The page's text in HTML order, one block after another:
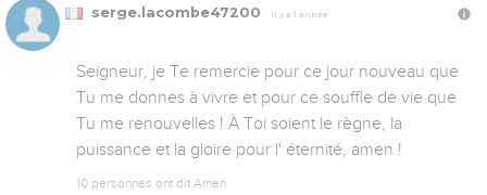
serge.lacombe47200 Il y a 1 année
Seigneur, je Te remercie pour ce jour nouveau que
Tu me donnes à vivre et pour ce souffle de vie que
Tu me renouvelles ! À Toi soient le règne, la
puissance et la gloire pour l' éternité, amen !
10 personnes ont dit Amen